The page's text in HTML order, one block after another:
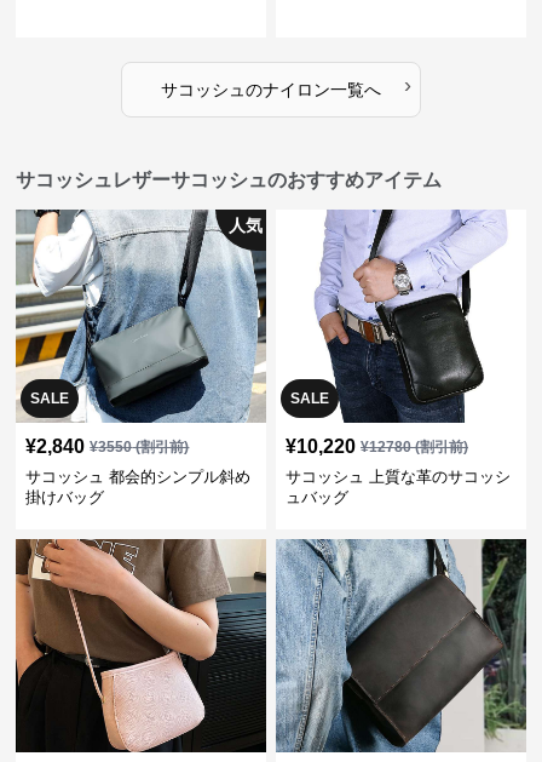
サコッシュ のナイロン一覧へ ›
サコッシュレザーサコッシュのおすすめアイテム
SALE
人気
¥2,840 ¥3550(割引前)
サコッシュ 都会的シンプル斜め
掛けバッグ
SALE
¥10,220 ¥12780(割引前)
サコッシュ 上質な革のサコッシ
ュバッグ